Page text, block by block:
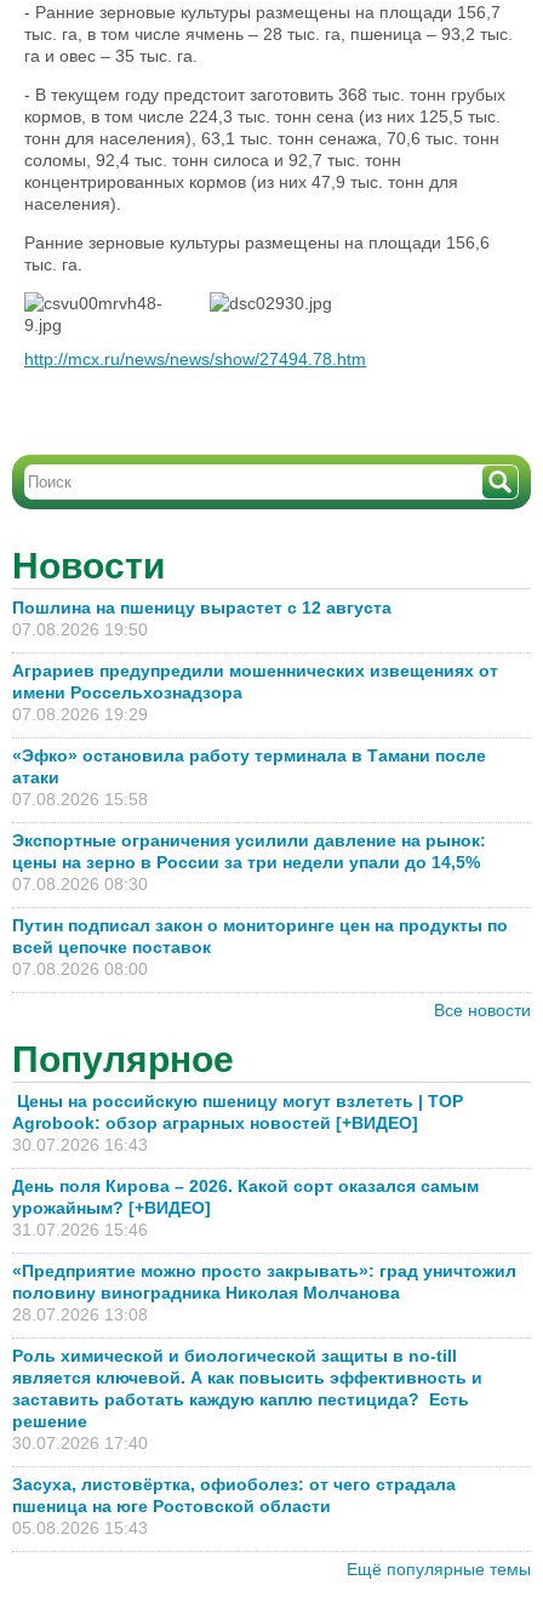
- Ранние зерновые культуры размещены на площади 156,7
тыс. га, в том числе ячмень – 28 тыс. га, пшеница – 93,2 тыс.
га и овес – 35 тыс. га.
- В текущем году предстоит заготовить 368 тыс. тонн грубых
кормов, в том числе 224,3 тыс. тонн сена (из них 125,5 тыс.
тонн для населения), 63,1 тыс. тонн сенажа, 70,6 тыс. тонн
соломы, 92,4 тыс. тонн силоса и 92,7 тыс. тонн
концентрированных кормов (из них 47,9 тыс. тонн для
населения).
Ранние зерновые культуры размещены на площади 156,6
тыс. га.
http://mcx.ru/news/news/show/27494.78.htm
Новости
Пошлина на пшеницу вырастет с 12 августа
07.08.2026 19:50
Аграриев предупредили мошеннических извещениях от
имени Россельхознадзора
07.08.2026 19:29
«Эфко» остановила работу терминала в Тамани после
атаки
07.08.2026 15:58
Экспортные ограничения усилили давление на рынок:
цены на зерно в России за три недели упали до 14,5%
07.08.2026 08:30
Путин подписал закон о мониторинге цен на продукты по
всей цепочке поставок
07.08.2026 08:00
Все новости
Популярное
Цены на российскую пшеницу могут взлететь | TOP
Agrobook: обзор аграрных новостей [+ВИДЕО]
30.07.2026 16:43
День поля Кирова – 2026. Какой сорт оказался самым
урожайным? [+ВИДЕО]
31.07.2026 15:46
«Предприятие можно просто закрывать»: град уничтожил
половину виноградника Николая Молчанова
28.07.2026 13:08
Роль химической и биологической защиты в no-till
является ключевой. А как повысить эффективность и
заставить работать каждую каплю пестицида? Есть
решение
30.07.2026 17:40
Засуха, листовёртка, офиоболез: от чего страдала
пшеница на юге Ростовской области
05.08.2026 15:43
Ещё популярные темы